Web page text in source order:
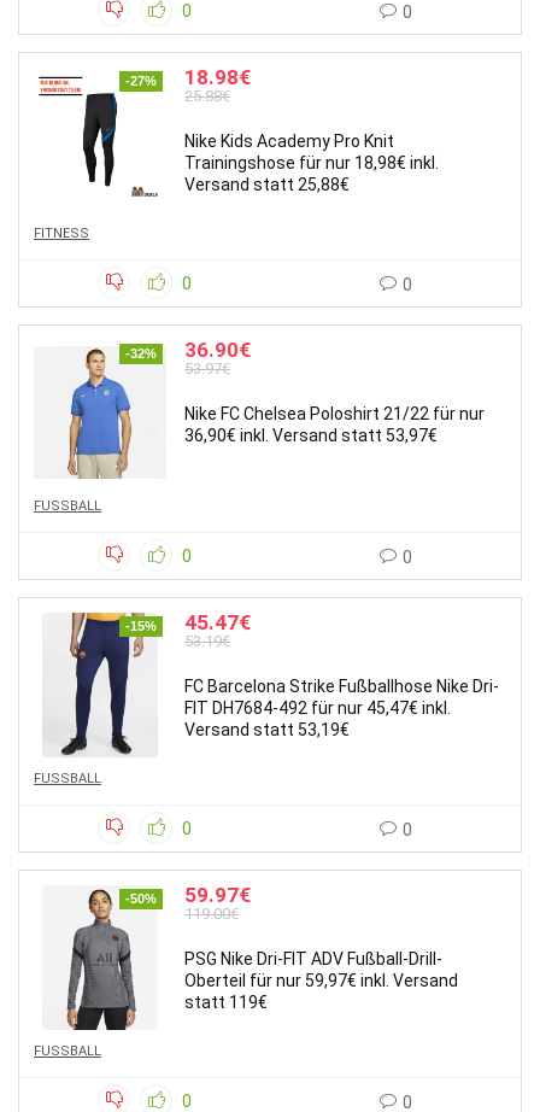
0 0
-27% 18.98€
25.88€
Nike Kids Academy Pro Knit
Trainingshose für nur 18,98€ inkl.
Versand statt 25,88€
FITNESS
0 0
-32% 36.90€
53.97€
Nike FC Chelsea Poloshirt 21/22 für nur
36,90€ inkl. Versand statt 53,97€
FUSSBALL
0 0
-15% 45.47€
53.19€
FC Barcelona Strike Fußballhose Nike Dri-
FIT DH7684-492 für nur 45,47€ inkl.
Versand statt 53,19€
FUSSBALL
0 0
-50% 59.97€
119.00€
PSG Nike Dri-FIT ADV Fußball-Drill-
Oberteil für nur 59,97€ inkl. Versand
statt 119€
FUSSBALL
0 0